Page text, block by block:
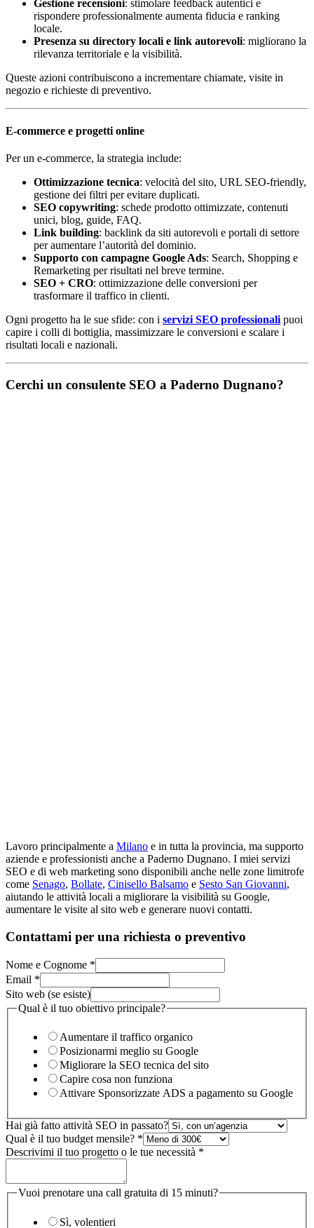
Gestione recensioni: stimolare feedback autentici e
rispondere professionalmente aumenta fiducia e ranking
locale.
Presenza su directory locali e link autorevoli: migliorano la
rilevanza territoriale e la visibilità.
Queste azioni contribuiscono a incrementare chiamate, visite in
negozio e richieste di preventivo.
E-commerce e progetti online
Per un e-commerce, la strategia include:
Ottimizzazione tecnica: velocità del sito, URL SEO-friendly,
gestione dei filtri per evitare duplicati.
SEO copywriting: schede prodotto ottimizzate, contenuti
unici, blog, guide, FAQ.
Link building: backlink da siti autorevoli e portali di settore
per aumentare l’autorità del dominio.
Supporto con campagne Google Ads: Search, Shopping e
Remarketing per risultati nel breve termine.
SEO + CRO: ottimizzazione delle conversioni per
trasformare il traffico in clienti.
Ogni progetto ha le sue sfide: con i servizi SEO professionali puoi
capire i colli di bottiglia, massimizzare le conversioni e scalare i
risultati locali e nazionali.
Cerchi un consulente SEO a Paderno Dugnano?
Lavoro principalmente a Milano e in tutta la provincia, ma supporto
aziende e professionisti anche a Paderno Dugnano. I miei servizi
SEO e di web marketing sono disponibili anche nelle zone limitrofe
come Senago, Bollate, Cinisello Balsamo e Sesto San Giovanni,
aiutando le attività locali a migliorare la visibilità su Google,
aumentare le visite al sito web e generare nuovi contatti.
Contattami per una richiesta o preventivo
Nome e Cognome *
Email *
progetto
Cognome
Sito web (se esiste)
Qual è il tuo obiettivo principale?
Aumentare il traffico organico
Posizionarmi meglio su Google
Migliorare la SEO tecnica del sito
Capire cosa non funziona
Attivare Sponsorizzate ADS a pagamento su Google
Hai già fatto attività SEO in passato?
Qual è il tuo budget mensile? *
Descrivimi il tuo progetto o le tue necessità *
Vuoi prenotare una call gratuita di 15 minuti?
Sì, volentieri